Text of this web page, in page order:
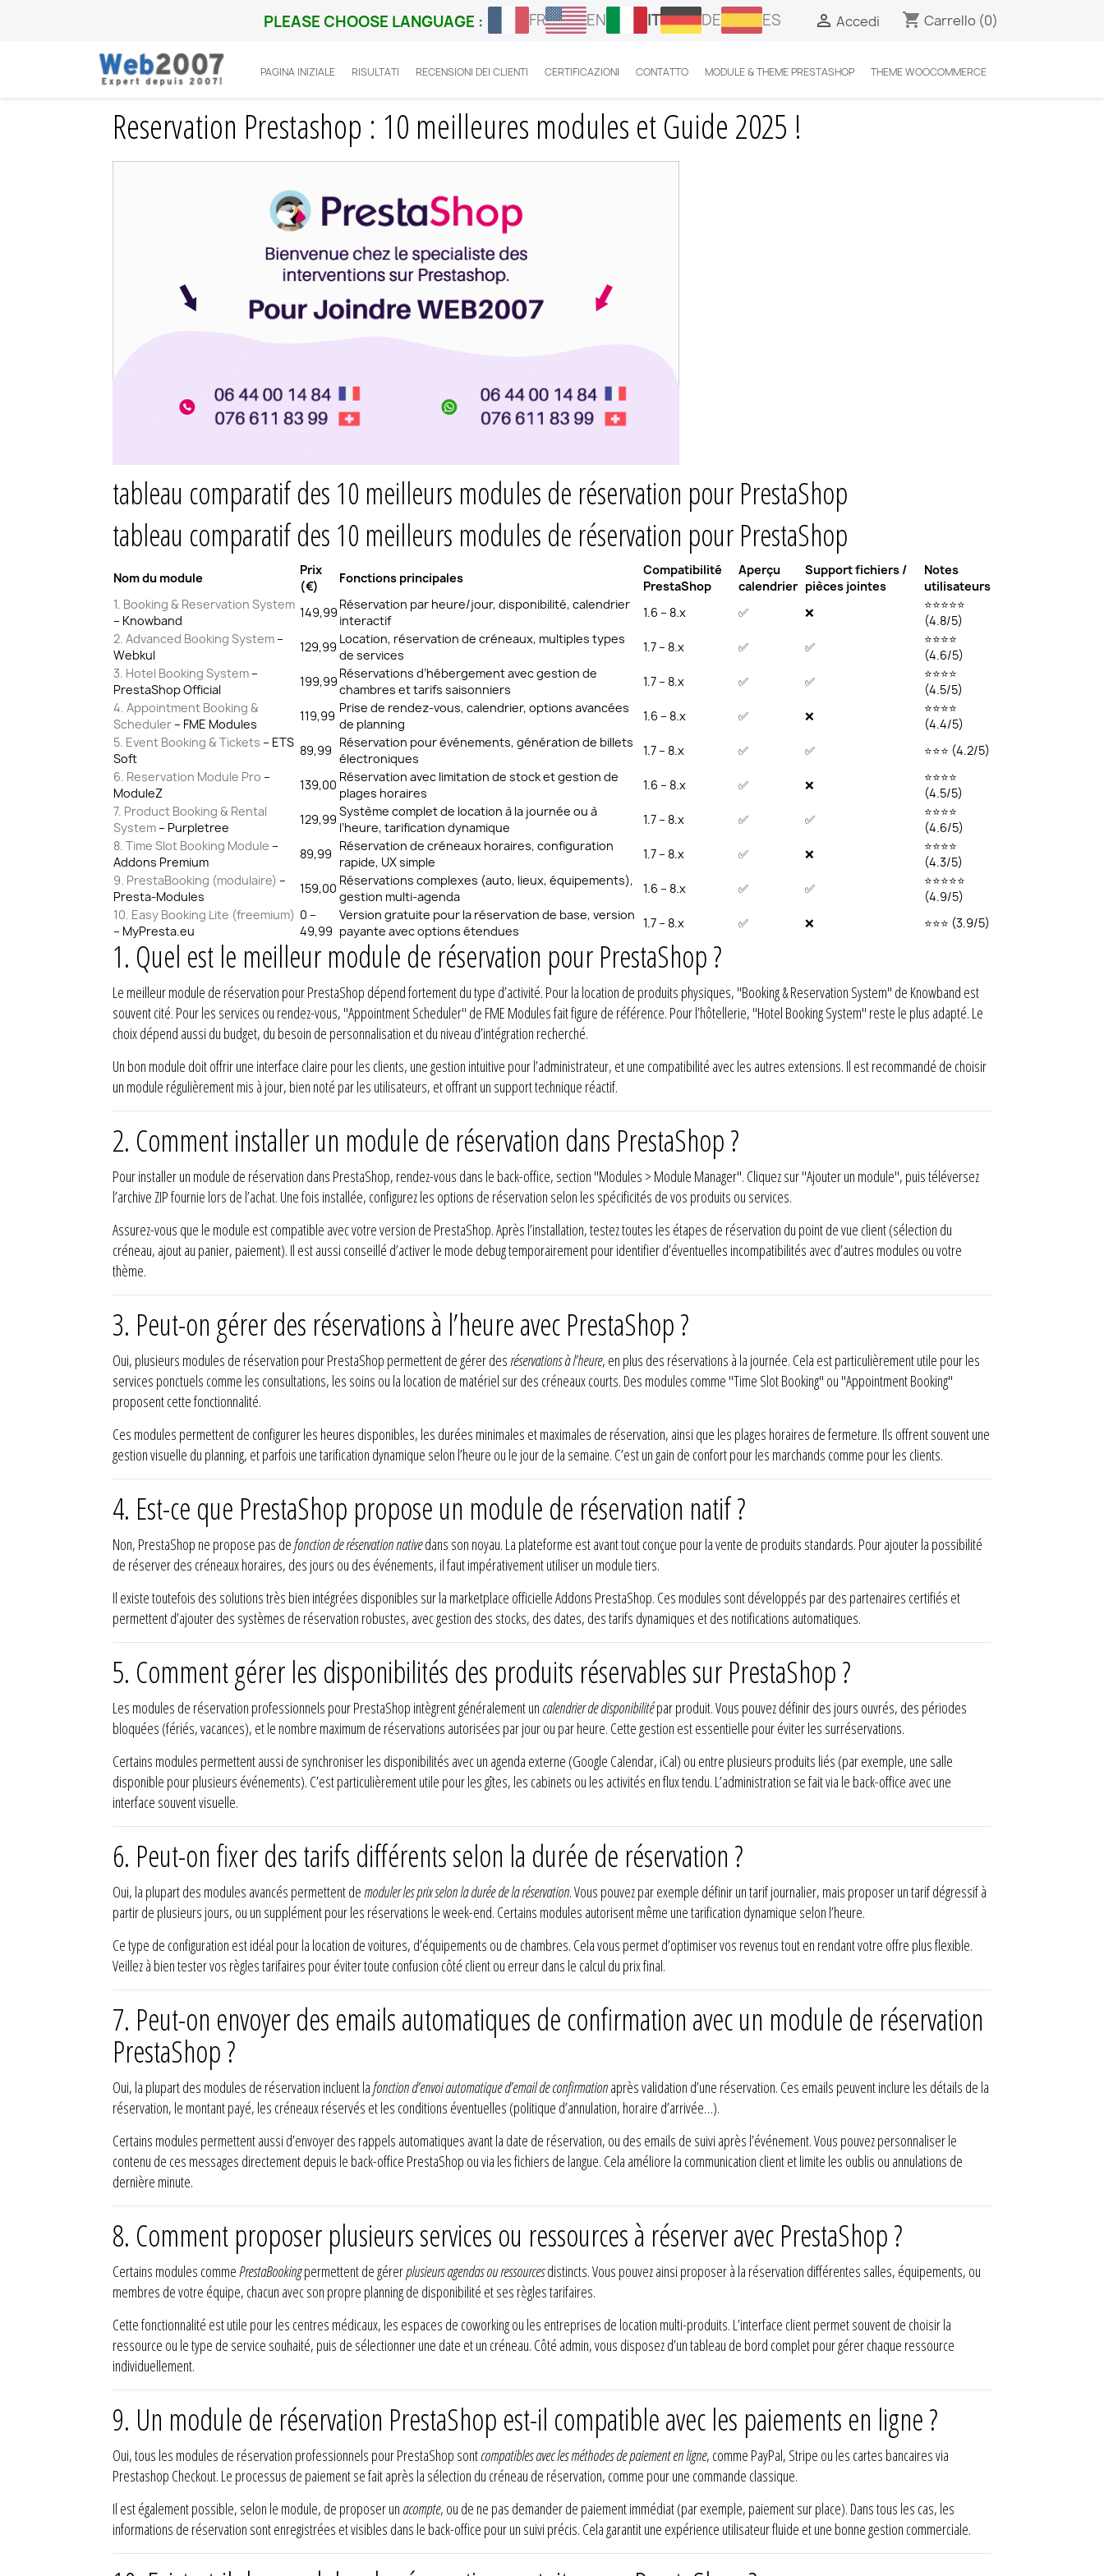
PLEASE CHOOSE LANGUAGE : FR EN IT DE ES  Accedi shopping_cart Carrello (0)
PAGINA INIZIALE RISULTATI RECENSIONI DEI CLIENTI CERTIFICAZIONI CONTATTO MODULE & THEME PRESTASHOP THEME WOOCOMMERCE
Home Prestashop
Reservation Prestashop : 10 meilleures modules et Guide 2025 !
tableau comparatif des 10 meilleurs modules de réservation pour PrestaShop
tableau comparatif des 10 meilleurs modules de réservation pour PrestaShop
Nom du module
Prix
(€)
Fonctions principales
Compatibilité
PrestaShop
Aperçu
calendrier
Support fichiers /
pièces jointes
Notes
utilisateurs
1. Booking & Reservation System
– Knowband
149,99
Réservation par heure/jour, disponibilité, calendrier
interactif
1.6 – 8.x ✅ ❌
⭐⭐⭐⭐⭐
(4.8/5)
2. Advanced Booking System–
Webkul
129,99
Location, réservation de créneaux, multiples types
de services
1.7 – 8.x ✅ ✅
⭐⭐⭐⭐
(4.6/5)
3. Hotel Booking System–
PrestaShop Official
199,99
Réservations d’hébergement avec gestion de
chambres et tarifs saisonniers
1.7 – 8.x ✅ ✅
⭐⭐⭐⭐
(4.5/5)
4. Appointment Booking &
Scheduler– FME Modules
119,99
Prise de rendez-vous, calendrier, options avancées
de planning
1.6 – 8.x ✅ ❌
⭐⭐⭐⭐
(4.4/5)
5. Event Booking & Tickets – ETS
Soft
89,99
Réservation pour événements, génération de billets
électroniques
1.7 – 8.x ✅ ✅
⭐⭐⭐ (4.2/5)
6. Reservation Module Pro –
ModuleZ
139,00
Réservation avec limitation de stock et gestion de
plages horaires
1.6 – 8.x ✅ ❌
⭐⭐⭐⭐
(4.5/5)
7. Product Booking & Rental
System– Purpletree
129,99
Système complet de location à la journée ou à
l’heure, tarification dynamique
1.7 – 8.x ✅ ✅
⭐⭐⭐⭐
(4.6/5)
8. Time Slot Booking Module –
Addons Premium
89,99
Réservation de créneaux horaires, configuration
rapide, UX simple
1.7 – 8.x ✅ ❌
⭐⭐⭐⭐
(4.3/5)
9. PrestaBooking (modulaire) –
Presta-Modules
159,00
Réservations complexes (auto, lieux, équipements),
gestion multi-agenda
1.6 – 8.x ✅ ✅
⭐⭐⭐⭐⭐
(4.9/5)
10. Easy Booking Lite (freemium)
– MyPresta.eu
0 –
49,99
Version gratuite pour la réservation de base, version
payante avec options étendues
1.7 – 8.x ✅ ❌ ⭐⭐⭐ (3.9/5)
1. Quel est le meilleur module de réservation pour PrestaShop ?
Le meilleur module de réservation pour PrestaShop dépend fortement du type d’activité. Pour la location de produits physiques, "Booking & Reservation System" de Knowband est
souvent cité. Pour les services ou rendez-vous, "Appointment Scheduler" de FME Modules fait figure de référence. Pour l’hôtellerie, "Hotel Booking System" reste le plus adapté. Le
choix dépend aussi du budget, du besoin de personnalisation et du niveau d’intégration recherché.
Un bon module doit offrir une interface claire pour les clients, une gestion intuitive pour l’administrateur, et une compatibilité avec les autres extensions. Il est recommandé de choisir
un module régulièrement mis à jour, bien noté par les utilisateurs, et offrant un support technique réactif.
2. Comment installer un module de réservation dans PrestaShop ?
Pour installer un module de réservation dans PrestaShop, rendez-vous dans le back-office, section "Modules > Module Manager". Cliquez sur "Ajouter un module", puis téléversez
l’archive ZIP fournie lors de l’achat. Une fois installée, configurez les options de réservation selon les spécificités de vos produits ou services.
Assurez-vous que le module est compatible avec votre version de PrestaShop. Après l’installation, testez toutes les étapes de réservation du point de vue client (sélection du
créneau, ajout au panier, paiement). Il est aussi conseillé d’activer le mode debug temporairement pour identifier d’éventuelles incompatibilités avec d’autres modules ou votre
thème.
3. Peut-on gérer des réservations à l’heure avec PrestaShop ?
Oui, plusieurs modules de réservation pour PrestaShop permettent de gérer desréservations à l’heure, en plus des réservations à la journée. Cela est particulièrement utile pour les
services ponctuels comme les consultations, les soins ou la location de matériel sur des créneaux courts. Des modules comme "Time Slot Booking" ou "Appointment Booking"
proposent cette fonctionnalité.
Ces modules permettent de configurer les heures disponibles, les durées minimales et maximales de réservation, ainsi que les plages horaires de fermeture. Ils offrent souvent une
gestion visuelle du planning, et parfois une tarification dynamique selon l’heure ou le jour de la semaine. C’est un gain de confort pour les marchands comme pour les clients.
4. Est-ce que PrestaShop propose un module de réservation natif ?
Non, PrestaShop ne propose pas defonction de réservation nativedans son noyau. La plateforme est avant tout conçue pour la vente de produits standards. Pour ajouter la possibilité
de réserver des créneaux horaires, des jours ou des événements, il faut impérativement utiliser un module tiers.
Il existe toutefois des solutions très bien intégrées disponibles sur la marketplace officielle Addons PrestaShop. Ces modules sont développés par des partenaires certifiés et
permettent d’ajouter des systèmes de réservation robustes, avec gestion des stocks, des dates, des tarifs dynamiques et des notifications automatiques.
5. Comment gérer les disponibilités des produits réservables sur PrestaShop ?
Les modules de réservation professionnels pour PrestaShop intègrent généralement un calendrier de disponibilitépar produit. Vous pouvez définir des jours ouvrés, des périodes
bloquées (fériés, vacances), et le nombre maximum de réservations autorisées par jour ou par heure. Cette gestion est essentielle pour éviter les surréservations.
Certains modules permettent aussi de synchroniser les disponibilités avec un agenda externe (Google Calendar, iCal) ou entre plusieurs produits liés (par exemple, une salle
disponible pour plusieurs événements). C’est particulièrement utile pour les gîtes, les cabinets ou les activités en flux tendu. L’administration se fait via le back-office avec une
interface souvent visuelle.
6. Peut-on fixer des tarifs différents selon la durée de réservation ?
Oui, la plupart des modules avancés permettent demoduler les prix selon la durée de la réservation. Vous pouvez par exemple définir un tarif journalier, mais proposer un tarif dégressif à
partir de plusieurs jours, ou un supplément pour les réservations le week-end. Certains modules autorisent même une tarification dynamique selon l’heure.
Ce type de configuration est idéal pour la location de voitures, d’équipements ou de chambres. Cela vous permet d’optimiser vos revenus tout en rendant votre offre plus flexible.
Veillez à bien tester vos règles tarifaires pour éviter toute confusion côté client ou erreur dans le calcul du prix final.
7. Peut-on envoyer des emails automatiques de confirmation avec un module de réservation
PrestaShop ?
Oui, la plupart des modules de réservation incluent lafonction d’envoi automatique d’email de confirmationaprès validation d’une réservation. Ces emails peuvent inclure les détails de la
réservation, le montant payé, les créneaux réservés et les conditions éventuelles (politique d’annulation, horaire d’arrivée…).
Certains modules permettent aussi d’envoyer des rappels automatiques avant la date de réservation, ou des emails de suivi après l’événement. Vous pouvez personnaliser le
contenu de ces messages directement depuis le back-office PrestaShop ou via les fichiers de langue. Cela améliore la communication client et limite les oublis ou annulations de
dernière minute.
8. Comment proposer plusieurs services ou ressources à réserver avec PrestaShop ?
Certains modules commePrestaBookingpermettent de gérerplusieurs agendas ou ressourcesdistincts. Vous pouvez ainsi proposer à la réservation différentes salles, équipements, ou
membres de votre équipe, chacun avec son propre planning de disponibilité et ses règles tarifaires.
Cette fonctionnalité est utile pour les centres médicaux, les espaces de coworking ou les entreprises de location multi-produits. L’interface client permet souvent de choisir la
ressource ou le type de service souhaité, puis de sélectionner une date et un créneau. Côté admin, vous disposez d’un tableau de bord complet pour gérer chaque ressource
individuellement.
9. Un module de réservation PrestaShop est-il compatible avec les paiements en ligne ?
Oui, tous les modules de réservation professionnels pour PrestaShop sontcompatibles avec les méthodes de paiement en ligne, comme PayPal, Stripe ou les cartes bancaires via
Prestashop Checkout. Le processus de paiement se fait après la sélection du créneau de réservation, comme pour une commande classique.
Il est également possible, selon le module, de proposer un acompte, ou de ne pas demander de paiement immédiat (par exemple, paiement sur place). Dans tous les cas, les
informations de réservation sont enregistrées et visibles dans le back-office pour un suivi précis. Cela garantit une expérience utilisateur fluide et une bonne gestion commerciale.